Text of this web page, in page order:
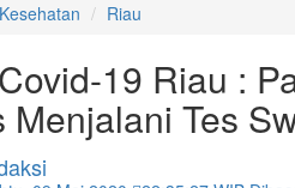
Kesehatan Riau
19 Riau :
Menjalani Tes